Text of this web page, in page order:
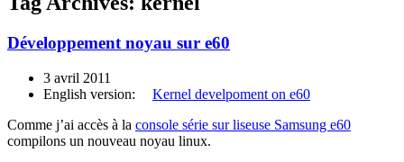
Développement noyau sur e60
3 avril 2011
English version:
Kernel develpoment on e60
Comme j’ai accès à la console série sur liseuse Samsung e60
compilons un nouveau noyau linux.